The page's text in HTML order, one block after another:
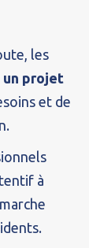
les
un projet
et de
à